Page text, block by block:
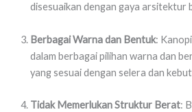
disesuaikan dengan gaya arsitektur
Berbagai Warna dan Bentuk:
dalam berbagai pilihan warna dan
yang sesuai dengan selera dan
Tidak Memerlukan Struktur Berat: